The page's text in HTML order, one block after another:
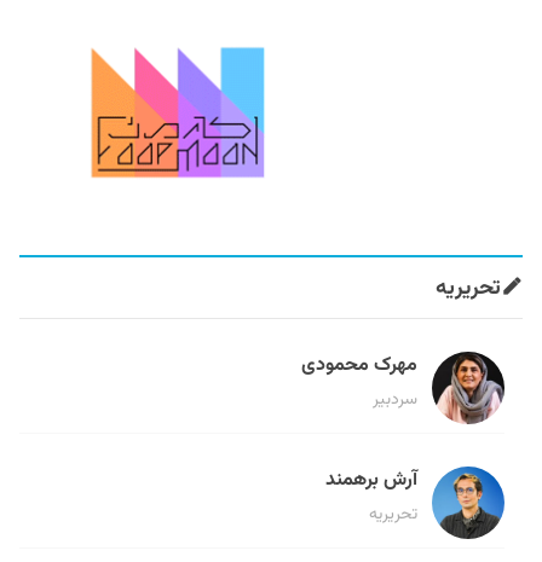
تحریریه
مهرک محمودی
سردبیر
آرش برهمند
تحریریه